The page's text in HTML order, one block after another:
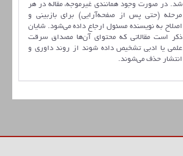
شد. در صورت وجود همانندی غیرموجه، مقاله در هر
مرحله (حتی پس از صفحه‌آرایی) برای بازبینی و
اصلاح به نویسنده مسئول ارجاع داده می‌شود. شایان
ذکر است مقالاتی که محتوای آن‌ها مصداق سرقت
علمی یا ادبی تشخیص داده شوند از روند داوری و
انتشار حذف می‌شوند.